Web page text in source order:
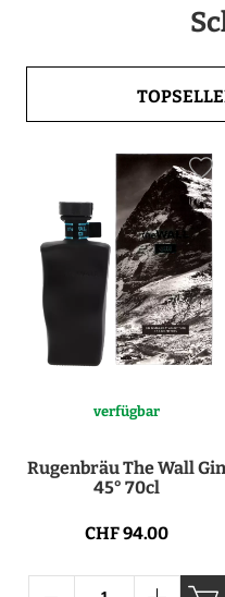
verfügbar
Rugenbräu The Wall Gin
45° 70cl
CHF 94.00